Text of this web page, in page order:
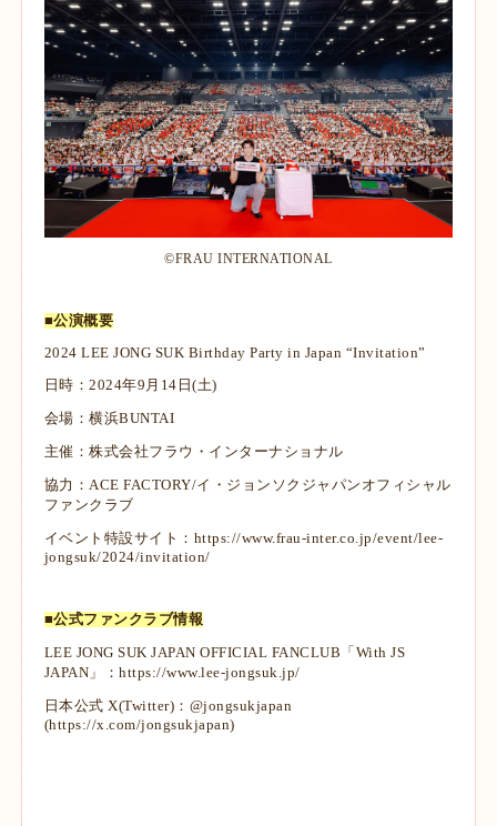
©︎FRAU INTERNATIONAL
■公演概要
2024 LEE JONG SUK Birthday Party in Japan “Invitation”
日時：2024年9月14日(土)
会場：横浜BUNTAI
主催：株式会社フラウ・インターナショナル
協力：ACE FACTORY/イ・ジョンソクジャパンオフィシャル
ファンクラブ
イベント特設サイト： https://www.frau-inter.co.jp/event/lee-
jongsuk/2024/invitation/
■公式ファンクラブ情報
LEE JONG SUK JAPAN OFFICIAL FANCLUB「With JS
JAPAN」：https://www.lee-jongsuk.jp/
日本公式 X(Twitter)：@jongsukjapan
(https://x.com/jongsukjapan)